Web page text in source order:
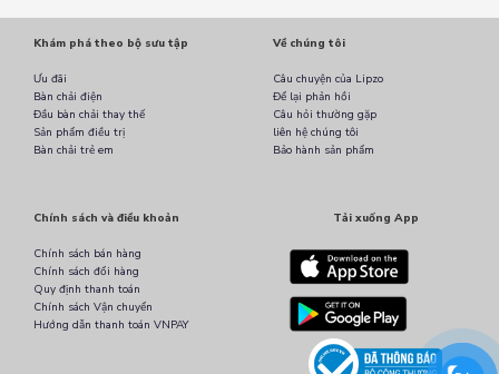
Khám phá theo bộ sưu tập
Ưu đãi
Bàn chải điện
Đầu bàn chải thay thế
Sản phẩm điều trị
Bàn chải trẻ em
Về chúng tôi
Câu chuyện của Lipzo
Để lại phản hồi
Câu hỏi thường gặp
liên hệ chúng tôi
Bảo hành sản phẩm
Chính sách và điều khoản
Chính sách bán hàng
Chính sách đổi hàng
Quy định thanh toán
Chính sách Vận chuyển
Hướng dẫn thanh toán VNPAY
Tải xuống App